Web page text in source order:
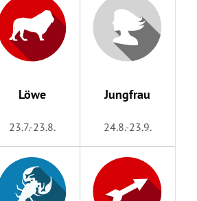
Löwe
23.7.-23.8.
Jungfrau
24.8.-23.9.